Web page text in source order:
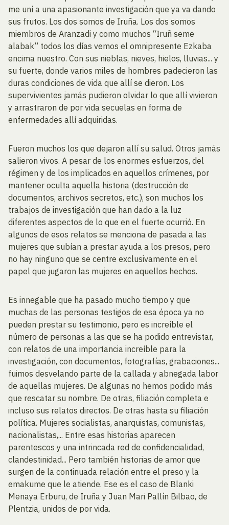
me uní a una apasionante investigación que ya va dando
sus frutos. Los dos somos de Iruña. Los dos somos
miembros de Aranzadi y como muchos “Iruñ seme
alabak” todos los días vemos el omnipresente Ezkaba
encima nuestro. Con sus nieblas, nieves, hielos, lluvias... y
su fuerte, donde varios miles de hombres padecieron las
duras condiciones de vida que allí se dieron. Los
supervivientes jamás pudieron olvidar lo que allí vivieron
y arrastraron de por vida secuelas en forma de
enfermedades allí adquiridas.
Fueron muchos los que dejaron allí su salud. Otros jamás
salieron vivos. A pesar de los enormes esfuerzos, del
régimen y de los implicados en aquellos crímenes, por
mantener oculta aquella historia (destrucción de
documentos, archivos secretos, etc.), son muchos los
trabajos de investigación que han dado a la luz
diferentes aspectos de lo que en el fuerte ocurrió. En
algunos de esos relatos se menciona de pasada a las
mujeres que subían a prestar ayuda a los presos, pero
no hay ninguno que se centre exclusivamente en el
papel que jugaron las mujeres en aquellos hechos.
Es innegable que ha pasado mucho tiempo y que
muchas de las personas testigos de esa época ya no
pueden prestar su testimonio, pero es increíble el
número de personas a las que se ha podido entrevistar,
con relatos de una importancia increíble para la
investigación, con documentos, fotografías, grabaciones...
fuimos desvelando parte de la callada y abnegada labor
de aquellas mujeres. De algunas no hemos podido más
que rescatar su nombre. De otras, filiación completa e
incluso sus relatos directos. De otras hasta su filiación
política. Mujeres socialistas, anarquistas, comunistas,
nacionalistas,... Entre esas historias aparecen
parentescos y una intrincada red de confidencialidad,
clandestinidad... Pero también historias de amor que
surgen de la continuada relación entre el preso y la
emakume que le atiende. Ese es el caso de Blanki
Menaya Erburu, de Iruña y Juan Mari Pallín Bilbao, de
Plentzia, unidos de por vida.